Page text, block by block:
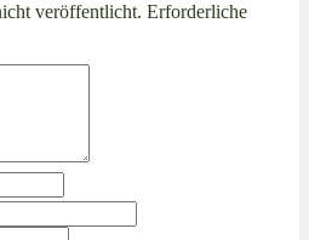
veröffentlicht. Erforderliche